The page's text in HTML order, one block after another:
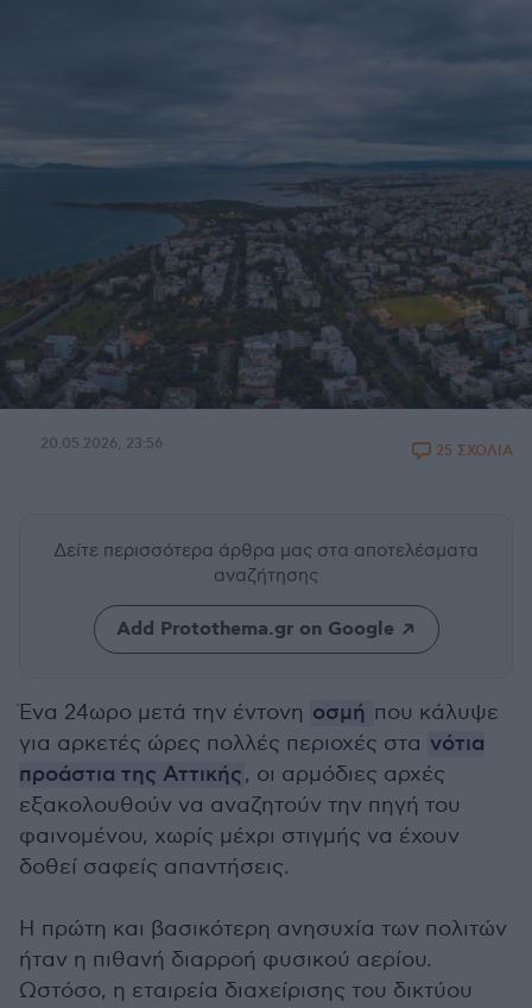
20.05.2026, 23:56 25 ΣΧΟΛΙΑ
Δείτε περισσότερα άρθρα μας στα αποτελέσματα
αναζήτησης
Add Protothema.gr on Google
Ένα 24ωρο μετά την έντονη οσμή που κάλυψε
για αρκετές ώρες πολλές περιοχές στα νότια
προάστια της Αττικής, οι αρμόδιες αρχές
εξακολουθούν να αναζητούν την πηγή του
φαινομένου, χωρίς μέχρι στιγμής να έχουν
δοθεί σαφείς απαντήσεις.
Η πρώτη και βασικότερη ανησυχία των πολιτών
ήταν η πιθανή διαρροή φυσικού αερίου.
Ωστόσο, η εταιρεία διαχείρισης του δικτύου